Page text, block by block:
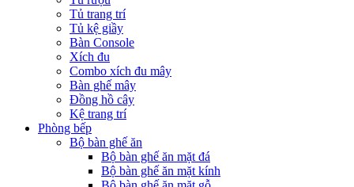
Tủ trang trí
Tủ kệ giầy
Bàn Console
Xích đu
Combo xích đu mây
Bàn ghế mây
Đồng hồ cây
Kệ trang trí
Phòng bếp
Bộ bàn ghế ăn
Bộ bàn ghế ăn mặt đá
Bộ bàn ghế ăn mặt kính